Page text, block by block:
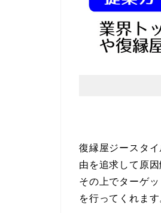
復縁屋ジースタ
由を追求して原因
その上でターゲ
を行ってくれます